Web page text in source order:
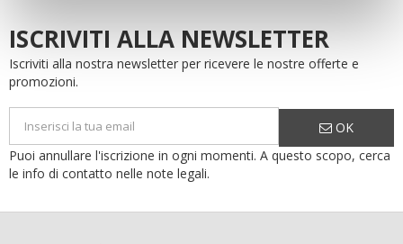
ISCRIVITI ALLA NEWSLETTER
Iscriviti alla nostra newsletter per ricevere le nostre offerte e
promozioni.
OK
Puoi annullare l'iscrizione in ogni momenti. A questo scopo, cerca
le info di contatto nelle note legali.